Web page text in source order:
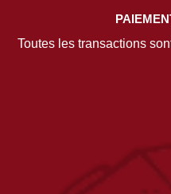
Toutes les transactions